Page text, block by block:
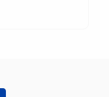
bergantung
PLC,